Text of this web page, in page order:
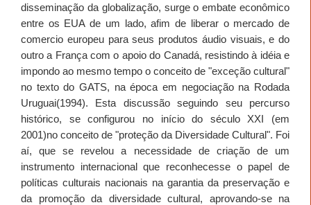
disseminação da globalização, surge o embate econômico
entre os EUA de um lado, afim de liberar o mercado de
comercio europeu para seus produtos áudio visuais, e do
outro a França com o apoio do Canadá, resistindo à idéia e
impondo ao mesmo tempo o conceito de "exceção cultural"
no texto do GATS, na época em negociação na Rodada
Uruguai(1994). Esta discussão seguindo seu percurso
histórico, se configurou no início do século XXI (em
2001)no conceito de "proteção da Diversidade Cultural". Foi
aí, que se revelou a necessidade de criação de um
instrumento internacional que reconhecesse o papel de
políticas culturais nacionais na garantia da preservação e
da promoção da diversidade cultural, aprovando-se na